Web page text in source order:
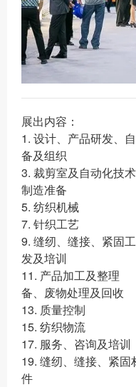
展出内容：
1. 设计、产品研发
备及组织
3. 裁剪室及自动
制造准备
5. 纺织机械
7. 针织工
9. 缝纫、缝接、紧固
发及培训
11. 产品加工
备、废物处理及回收
13. 质量控
15. 纺织物
17. 服务、咨
19. 缝纫、缝接、紧
件